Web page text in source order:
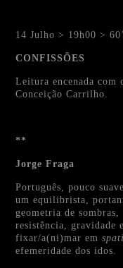
14 Julho > 19h00 > 60’
CONFISSÕES
Leitura encenada com
Conceição Carrilho.
**
Jorge Fraga
Português, pouco
um equilibrista,
geometria de
resistência, gravidade
fixar/a(ni)mar em
efemeridade dos idos.